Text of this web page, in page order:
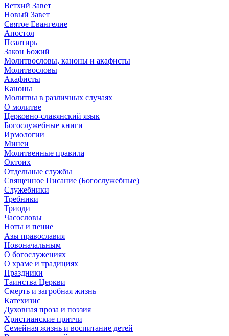
Ветхий Завет
Новый Завет
Святое Евангелие
Апостол
Псалтирь
Закон Божий
Молитвословы, каноны и акафисты
Молитвословы
Акафисты
Каноны
Молитвы в различных случаях
О молитве
Церковно-славянский язык
Богослужебные книги
Ирмологии
Минеи
Молитвенные правила
Октоих
Отдельные службы
Священное Писание (Богослужебные)
Служебники
Требники
Триоди
Часословы
Ноты и пение
Азы православия
Новоначальным
О богослужениях
О храме и традициях
Праздники
Таинства Церкви
Смерть и загробная жизнь
Катехизис
Духовная проза и поэзия
Христианские притчи
Семейная жизнь и воспитание детей